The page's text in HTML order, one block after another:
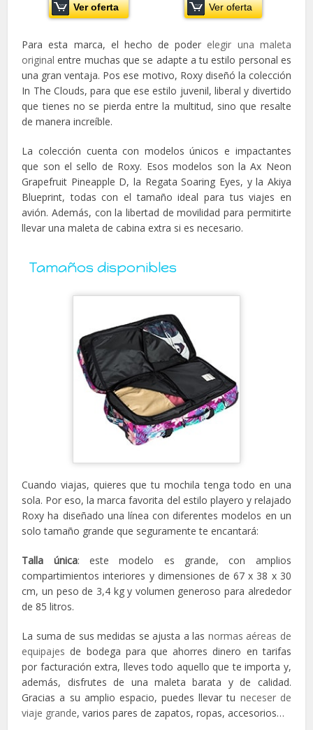
Ver oferta Ver oferta
Para esta marca, el hecho de poder elegir una maleta
original entre muchas que se adapte a tu estilo personal es
una gran ventaja. Pos ese motivo, Roxy diseñó la colección
In The Clouds, para que ese estilo juvenil, liberal y divertido
que tienes no se pierda entre la multitud, sino que resalte
de manera increíble.
La colección cuenta con modelos únicos e impactantes
que son el sello de Roxy. Esos modelos son la Ax Neon
Grapefruit Pineapple D, la Regata Soaring Eyes, y la Akiya
Blueprint, todas con el tamaño ideal para tus viajes en
avión. Además, con la libertad de movilidad para permitirte
llevar una maleta de cabina extra si es necesario.
Tamaños disponibles
Cuando viajas, quieres que tu mochila tenga todo en una
sola. Por eso, la marca favorita del estilo playero y relajado
Roxy ha diseñado una línea con diferentes modelos en un
solo tamaño grande que seguramente te encantará:
Talla única: este modelo es grande, con amplios
compartimientos interiores y dimensiones de 67 x 38 x 30
cm, un peso de 3,4 kg y volumen generoso para alrededor
de 85 litros.
La suma de sus medidas se ajusta a las normas aéreas de
equipajes de bodega para que ahorres dinero en tarifas
por facturación extra, lleves todo aquello que te importa y,
además, disfrutes de una maleta barata y de calidad.
Gracias a su amplio espacio, puedes llevar tu neceser de
viaje grande, varios pares de zapatos, ropas, accesorios…